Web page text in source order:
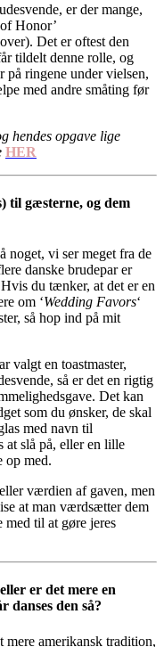
er der mange,
Honor’
Det er oftest den
tildelt denne rolle, og
på ringene under vielsen,
med andre småting før
hendes opgave lige
HER
til gæsterne, og dem
noget, vi ser meget fra de
danske brudepar er
du tænker, at det er en
om ‘Wedding Favors‘
så hop ind på mit
valgt en toastmaster,
så er det en rigtig
Det kan
som du ønsker, de skal
med navn til
at slå på, eller en lille
op med.
værdien af gaven, men
at man værdsætter dem
med til at gøre jeres
er det mere en
den så?
mere amerikansk tradition,